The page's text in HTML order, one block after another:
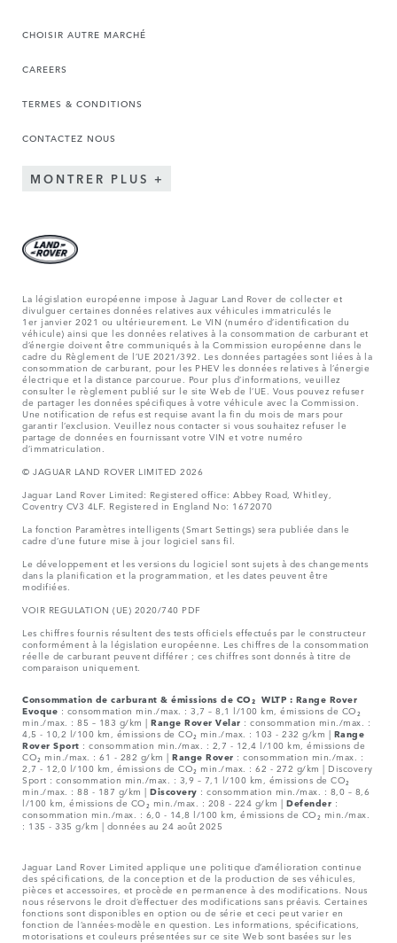
CHOISIR AUTRE MARCHÉ
CAREERS
TERMES & CONDITIONS
CONTACTEZ NOUS
MONTRER PLUS
La législation européenne impose à Jaguar Land Rover de collecter et
divulguer certaines données relatives aux véhicules immatriculés le
1er janvier 2021 ou ultérieurement. Le VIN (numéro d’identification du
véhicule) ainsi que les données relatives à la consommation de carburant et
d’énergie doivent être communiqués à la Commission européenne dans le
cadre du Règlement de l’UE 2021/392. Les données partagées sont liées à la
consommation de carburant, pour les PHEV les données relatives à l’énergie
électrique et la distance parcourue. Pour plus d’informations, veuillez
consulter le règlement publié sur le site Web de l’UE . Vous pouvez refuser
de partager les données spécifiques à votre véhicule avec la Commission.
Une notification de refus est requise avant la fin du mois de mars pour
garantir l’exclusion. Veuillez nous contacter si vous souhaitez refuser le
partage de données en fournissant votre VIN et votre numéro
d’immatriculation.
© JAGUAR LAND ROVER LIMITED 2026
Jaguar Land Rover Limited: Registered office: Abbey Road, Whitley,
Coventry CV3 4LF. Registered in England No: 1672070
La fonction Paramètres intelligents (Smart Settings) sera publiée dans le
cadre d’une future mise à jour logiciel sans fil.
Le développement et les versions du logiciel sont sujets à des changements
dans la planification et la programmation, et les dates peuvent être
modifiées.
VOIR REGULATION (UE) 2020/740 PDF
Les chiffres fournis résultent des tests officiels effectués par le constructeur
conformément à la législation européenne. Les chiffres de la consommation
réelle de carburant peuvent différer ; ces chiffres sont donnés à titre de
comparaison uniquement.
Consommation de carburant & émissions de CO₂ WLTP : Range Rover
Evoque : consommation min./max. : 3,7 – 8,1 l/100 km, émissions de CO₂
min./max. : 85 – 183 g/km | Range Rover Velar : consommation min./max. :
4,5 - 10,2 l/100 km, émissions de CO₂ min./max. : 103 - 232 g/km | Range
Rover Sport : consommation min./max. : 2,7 - 12,4 l/100 km, émissions de
CO₂ min./max. : 61 - 282 g/km | Range Rover : consommation min./max. :
2,7 - 12,0 l/100 km, émissions de CO₂ min./max. : 62 - 272 g/km | Discovery
Sport : consommation min./max. : 3,9 – 7,1 l/100 km, émissions de CO₂
min./max. : 88 - 187 g/km | Discovery : consommation min./max. : 8,0 – 8,6
l/100 km, émissions de CO₂ min./max. : 208 - 224 g/km | Defender :
consommation min./max. : 6,0 - 14,8 l/100 km, émissions de CO₂ min./max.
: 135 - 335 g/km | données au 24 août 2025
Jaguar Land Rover Limited applique une politique d’amélioration continue
des spécifications, de la conception et de la production de ses véhicules,
pièces et accessoires, et procède en permanence à des modifications. Nous
nous réservons le droit d’effectuer des modifications sans préavis. Certaines
fonctions sont disponibles en option ou de série et ceci peut varier en
fonction de l’années-modèle en question. Les informations, spécifications,
motorisations et couleurs présentées sur ce site Web sont basées sur les